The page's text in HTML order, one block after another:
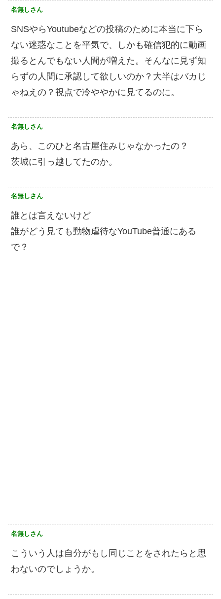
名無しさん
SNSやらYoutubeなどの投稿のために本当に下ら
ない迷惑なことを平気で、しかも確信犯的に動画
撮るとんでもない人間が増えた。そんなに見ず知
らずの人間に承認して欲しいのか？大半はバカじ
ゃねえの？視点で冷ややかに見てるのに。
名無しさん
あら、このひと名古屋住みじゃなかったの？
茨城に引っ越してたのか。
名無しさん
誰とは言えないけど
誰がどう見ても動物虐待なYouTube普通にある
で？
名無しさん
こういう人は自分がもし同じことをされたらと思
わないのでしょうか。